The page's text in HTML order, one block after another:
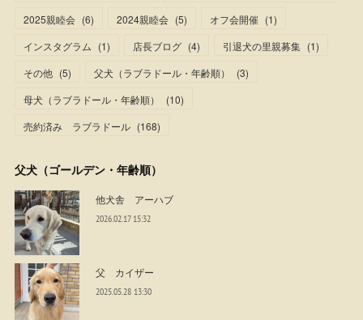
2025親睦会 (6) 2024親睦会 (5) オフ会開催 (1)
インスタグラム (1) 店長ブログ (4) 引退犬の里親募集 (1)
その他 (5) 父犬（ラブラドール・年齢順） (3)
母犬（ラブラドール・年齢順）
(10)
売約済み ラブラドール (168)
父犬（ゴールデン・年齢順）
他犬舎 アーハブ
2026.02.17 15:32
父 カイザー
2025.05.28 13:30